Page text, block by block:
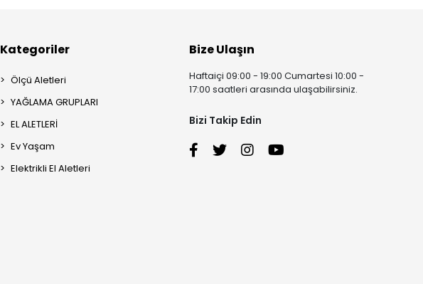
Kategoriler
Ölçü Aletleri
YAĞLAMA GRUPLARI
EL ALETLERİ
Ev Yaşam
Elektrikli El Aletleri
Bize Ulaşın
Haftaiçi 09:00 - 19:00 Cumartesi 10:00 -
17:00 saatleri arasında ulaşabilirsiniz.
Bizi Takip Edin